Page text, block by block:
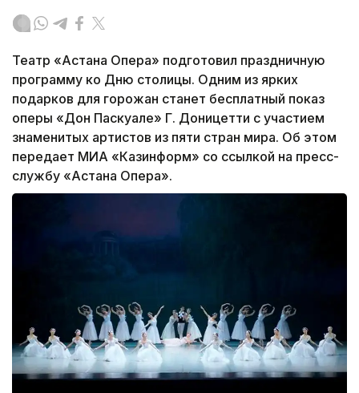
Театр «Астана Опера» подготовил праздничную
программу ко Дню столицы. Одним из ярких
подарков для горожан станет бесплатный показ
оперы «Дон Паскуале» Г. Доницетти с участием
знаменитых артистов из пяти стран мира. Об этом
передает МИА «Казинформ» со ссылкой на пресс-
службу «Астана Опера».